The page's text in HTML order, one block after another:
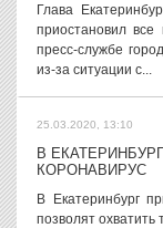
Глава
приостановил
пресс-службе
из-за ситуации с...
25.03.2020, 13:10
В
КОРОНАВИРУС
В Екатеринбург
позволят